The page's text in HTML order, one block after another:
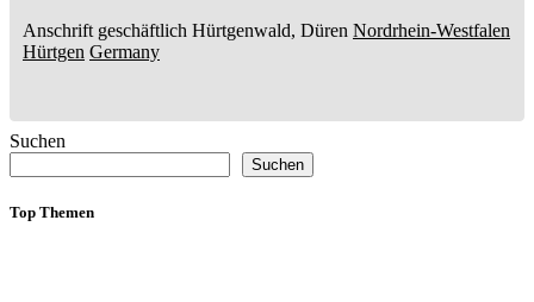
Anschrift geschäftlich Hürtgenwald, Düren Nordrhein-Westfalen
Hürtgen Germany
Suchen
Suchen
Top Themen